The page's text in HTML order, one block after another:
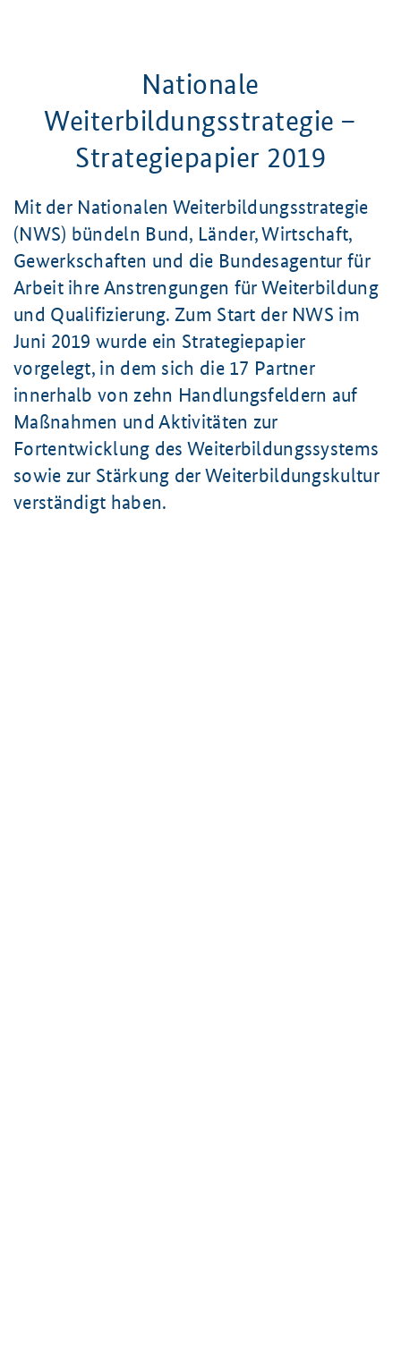
Nationale
Weiterbildungsstrategie –
Strategiepapier 2019
Mit der Nationalen Weiterbildungsstrategie
(NWS) bündeln Bund, Länder, Wirtschaft,
Gewerkschaften und die Bundesagentur für
Arbeit ihre Anstrengungen für Weiterbildung
und Qualifizierung. Zum Start der NWS im
Juni 2019 wurde ein Strategiepapier
vorgelegt, in dem sich die 17 Partner
innerhalb von zehn Handlungsfeldern auf
Maßnahmen und Aktivitäten zur
Fortentwicklung des Weiterbildungssystems
sowie zur Stärkung der Weiterbildungskultur
verständigt haben.